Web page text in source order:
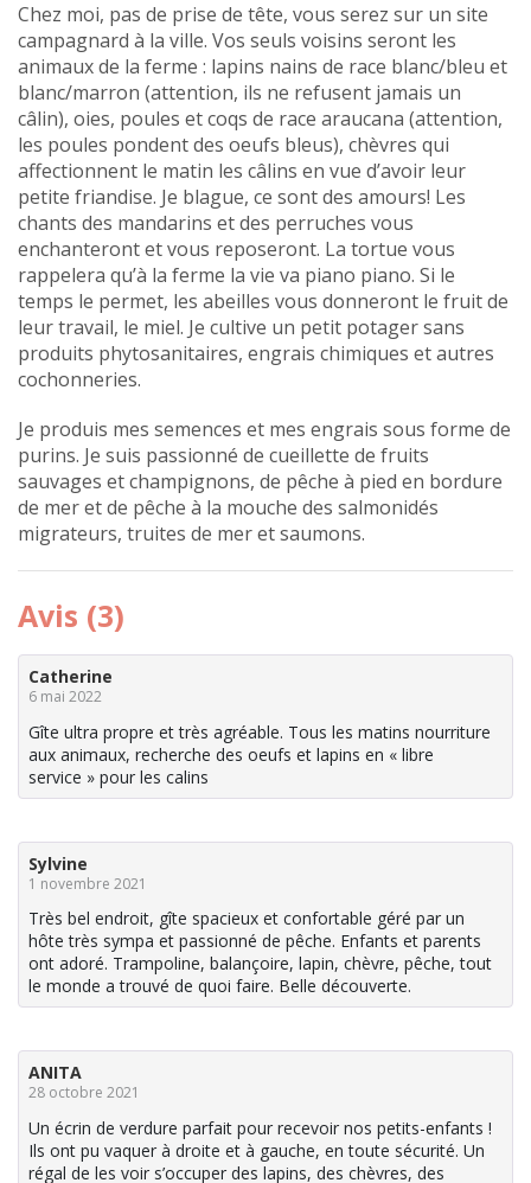
Chez moi, pas de prise de tête, vous serez sur un site
campagnard à la ville. Vos seuls voisins seront les
animaux de la ferme : lapins nains de race blanc/bleu et
blanc/marron (attention, ils ne refusent jamais un
câlin), oies, poules et coqs de race araucana (attention,
les poules pondent des oeufs bleus), chèvres qui
affectionnent le matin les câlins en vue d’avoir leur
petite friandise. Je blague, ce sont des amours! Les
chants des mandarins et des perruches vous
enchanteront et vous reposeront. La tortue vous
rappelera qu’à la ferme la vie va piano piano. Si le
temps le permet, les abeilles vous donneront le fruit de
leur travail, le miel. Je cultive un petit potager sans
produits phytosanitaires, engrais chimiques et autres
cochonneries.
Je produis mes semences et mes engrais sous forme de
purins. Je suis passionné de cueillette de fruits
sauvages et champignons, de pêche à pied en bordure
de mer et de pêche à la mouche des salmonidés
migrateurs, truites de mer et saumons.
Avis (3)
Catherine
6 mai 2022
Gîte ultra propre et très agréable. Tous les matins nourriture
aux animaux, recherche des oeufs et lapins en « libre
service » pour les calins
Sylvine
1 novembre 2021
Très bel endroit, gîte spacieux et confortable géré par un
hôte très sympa et passionné de pêche. Enfants et parents
ont adoré. Trampoline, balançoire, lapin, chèvre, pêche, tout
le monde a trouvé de quoi faire. Belle découverte.
ANITA
28 octobre 2021
Un écrin de verdure parfait pour recevoir nos petits-enfants !
Ils ont pu vaquer à droite et à gauche, en toute sécurité. Un
régal de les voir s’occuper des lapins, des chèvres, des